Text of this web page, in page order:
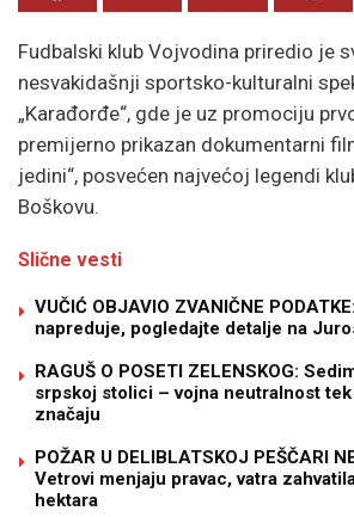
Fudbalski klub Vojvodina priredio je
nesvakidašnji sportsko-kulturalni
„Karađorđe“, gde je uz promociju
premijerno prikazan dokumentarni
jedini“, posvećen najvećoj legendi
Boškovu.
Slične vesti
VUČIĆ OBJAVIO ZVANIČNE
napreduje, pogledajte detalje na
RAGUŠ O POSETI ZELENSKOG:
srpskoj stolici – vojna neutralnost tek
značaju
POŽAR U DELIBLATSKOJ PEŠČARI
Vetrovi menjaju pravac, vatra
hektara